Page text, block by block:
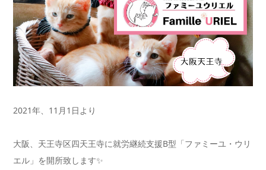
2021年、11月1日より
大阪、天王寺区四天王寺に就労継続支援B型「ファミーユ・ウリ
エル」を開所致します✨